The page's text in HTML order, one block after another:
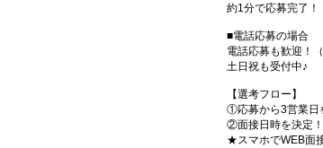
約1分で応募完了！
■電話応募の場合
電話応募も歓迎！
土日祝も受付中♪
【選考フロー】
①応募から3営業日
②面接日時を決定
★スマホでWEB面